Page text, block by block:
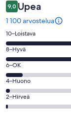
9,0 Upea
1 100 arvostelua
Arvosana
10
-
Loistava.
600
kautta
1100
arvostelua
10–Loistava
Arvosana
8
-
Hyvä.
390
kautta
8–Hyvä
Arvosana
6
-
OK.
84
6–OK
Arvosana
4
-
4–Huono
Arvosana
2
2–Hirveä